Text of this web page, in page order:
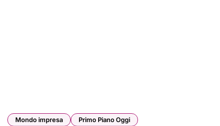
Mondo impresa Primo Piano Oggi